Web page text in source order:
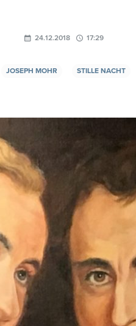
24.12.2018 17:29
JOSEPH MOHR STILLE NACHT